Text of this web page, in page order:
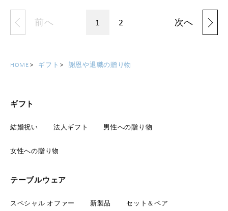
前へ 1 2 次へ
HOME ギフト 謝恩や退職の贈り物
ギフト
結婚祝い 法人ギフト 男性への贈り物
女性への贈り物
テーブルウェア
スペシャル オファー 新製品 セット＆ペア